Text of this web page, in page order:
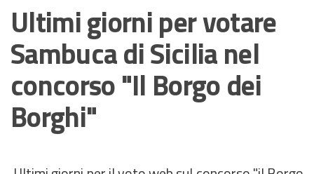
Ultimi giorni per votare
Sambuca di Sicilia nel
concorso "Il Borgo dei
Borghi"